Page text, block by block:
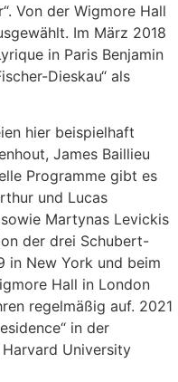
Von der Wigmore Hall
Im März 2018
in Paris Benjamin
Dieskau“ als
hier beispielhaft
James Baillieu
Programme gibt es
und Lucas
Martynas Levickis
der drei Schubert-
in New York und beim
Hall in London
regelmäßig auf. 2021
in der
Harvard University